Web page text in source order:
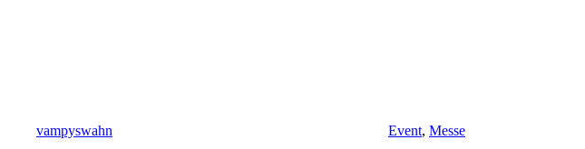
vampyswahn Event, Messe